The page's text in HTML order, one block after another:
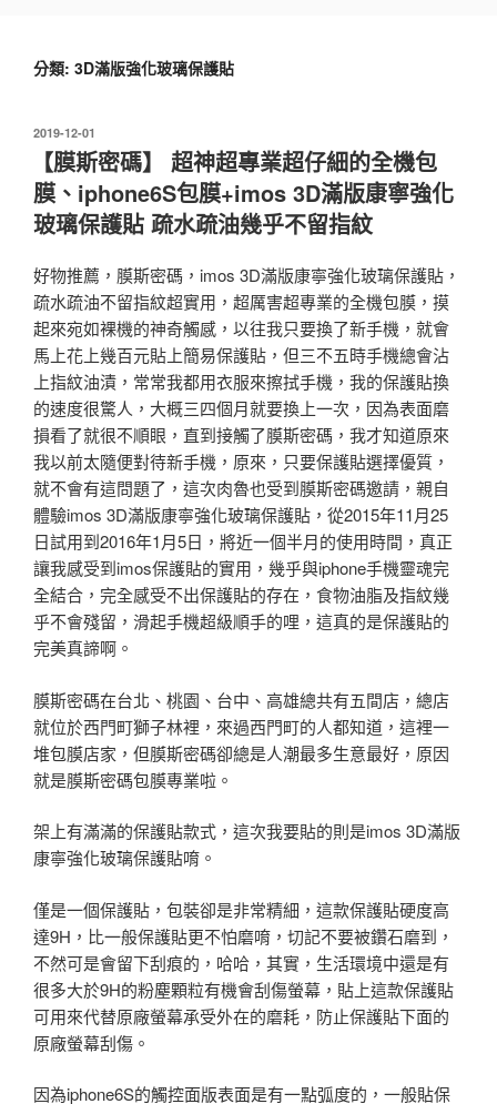
分類: 3D滿版強化玻璃保護貼
發
2019-12-01
【膜斯密碼】 超神超專業超仔細的全機包
膜、iphone6S包膜+imos 3D滿版康寧強化
玻璃保護貼 疏水疏油幾乎不留指紋
好物推薦，膜斯密碼，imos 3D滿版康寧強化玻璃保護貼，
疏水疏油不留指紋超實用，超厲害超專業的全機包膜，摸
起來宛如裸機的神奇觸感，以往我只要換了新手機，就會
馬上花上幾百元貼上簡易保護貼，但三不五時手機總會沾
上指紋油漬，常常我都用衣服來擦拭手機，我的保護貼換
的速度很驚人，大概三四個月就要換上一次，因為表面磨
損看了就很不順眼，直到接觸了膜斯密碼，我才知道原來
我以前太隨便對待新手機，原來，只要保護貼選擇優質，
就不會有這問題了，這次肉魯也受到膜斯密碼邀請，親自
體驗imos 3D滿版康寧強化玻璃保護貼，從2015年11月25
日試用到2016年1月5日，將近一個半月的使用時間，真正
讓我感受到imos保護貼的實用，幾乎與iphone手機靈魂完
全結合，完全感受不出保護貼的存在，食物油脂及指紋幾
乎不會殘留，滑起手機超級順手的哩，這真的是保護貼的
完美真諦啊。
膜斯密碼在台北、桃園、台中、高雄總共有五間店，總店
就位於西門町獅子林裡，來過西門町的人都知道，這裡一
堆包膜店家，但膜斯密碼卻總是人潮最多生意最好，原因
就是膜斯密碼包膜專業啦。
架上有滿滿的保護貼款式，這次我要貼的則是imos 3D滿版
康寧強化玻璃保護貼唷。
僅是一個保護貼，包裝卻是非常精細，這款保護貼硬度高
達9H，比一般保護貼更不怕磨唷，切記不要被鑽石磨到，
不然可是會留下刮痕的，哈哈，其實，生活環境中還是有
很多大於9H的粉塵顆粒有機會刮傷螢幕，貼上這款保護貼
可用來代替原廠螢幕承受外在的磨耗，防止保護貼下面的
原廠螢幕刮傷。
因為iphone6S的觸控面版表面是有一點弧度的，一般貼保